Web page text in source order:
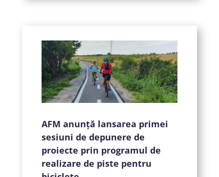
AFM anunță lansarea primei
sesiuni de depunere de
proiecte prin programul de
realizare de piste pentru